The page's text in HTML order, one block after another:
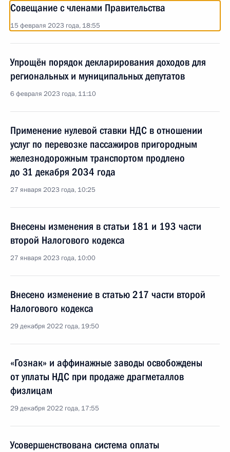
Совещание с членами Правительства
15 февраля 2023 года, 18:55
Упрощён порядок декларирования доходов для
региональных и муниципальных депутатов
6 февраля 2023 года, 11:10
Применение нулевой ставки НДС в отношении
услуг по перевозке пассажиров пригородным
железнодорожным транспортом продлено
до 31 декабря 2034 года
27 января 2023 года, 10:25
Внесены изменения в статьи 181 и 193 части
второй Налогового кодекса
27 января 2023 года, 10:00
Внесено изменение в статью 217 части второй
Налогового кодекса
29 декабря 2022 года, 19:50
«Гознак» и аффинажные заводы освобождены
от уплаты НДС при продаже драгметаллов
физлицам
29 декабря 2022 года, 17:55
Усовершенствована система оплаты